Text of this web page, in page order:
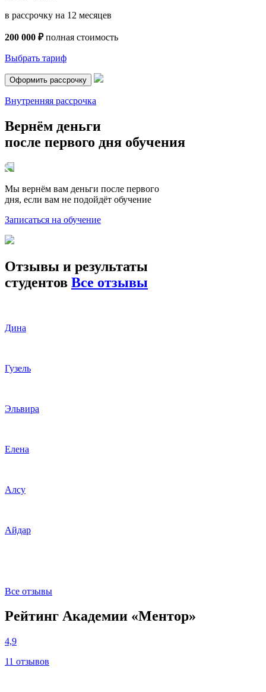
в рассрочку на 12 месяцев
200 000 ₽полная стоимость
Выбрать тариф
Оформить рассрочку
Внутренняя рассрочка
Вернём деньги
после первого дня обучения
Мы вернём вам деньги после первого
дня, если вам не подойдёт обучение
Записаться на обучение
Отзывы и результаты
студентов Все отзывы
Дина
Гузель
Эльвира
Елена
Алсу
Айдар
Все отзывы
Рейтинг Академии «Ментор»
4,9
11 отзывов